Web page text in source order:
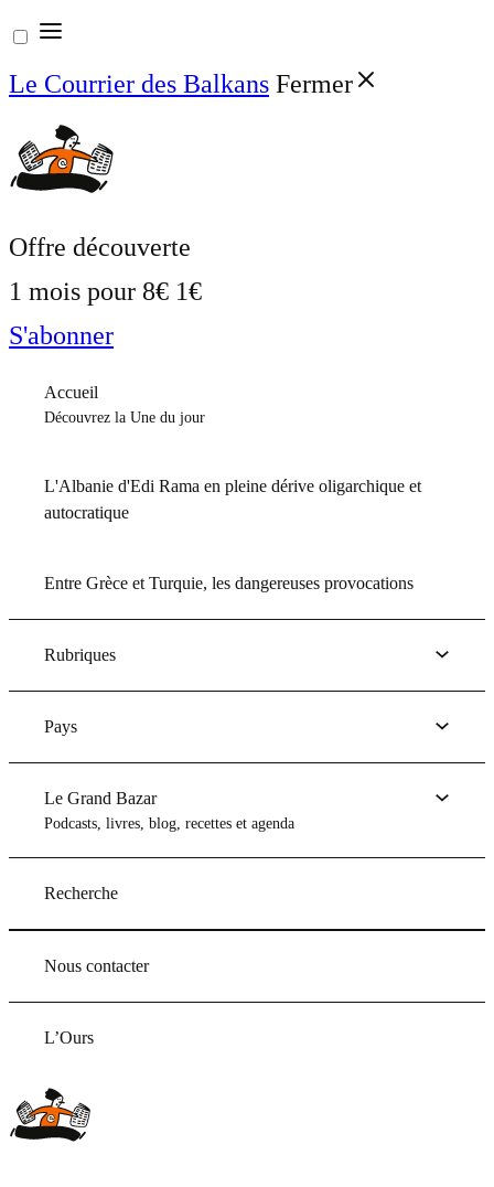
Aller
au
contenu
Le Courrier des Balkans Fermer
Offre découverte
1 mois pour 8€ 1€
S'abonner
Accueil
Découvrez la Une du jour
L'Albanie d'Edi Rama en pleine dérive oligarchique et
autocratique
Entre Grèce et Turquie, les dangereuses provocations
Rubriques
Pays
Le Grand Bazar
Podcasts, livres, blog, recettes et agenda
Recherche
Nous contacter
L’Ours